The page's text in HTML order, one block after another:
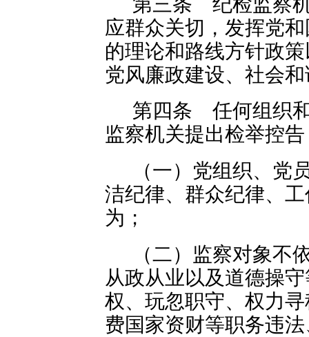
应群众关切，发挥党
的理论和路线方针政
党风廉政建设、社会
第四条 任何组织
监察机关提出检举控
（一）党组织、党
洁纪律、群众纪律、
为；
（二）监察对象不
从政从业以及道德操
权、玩忽职守、权力
费国家资财等职务违